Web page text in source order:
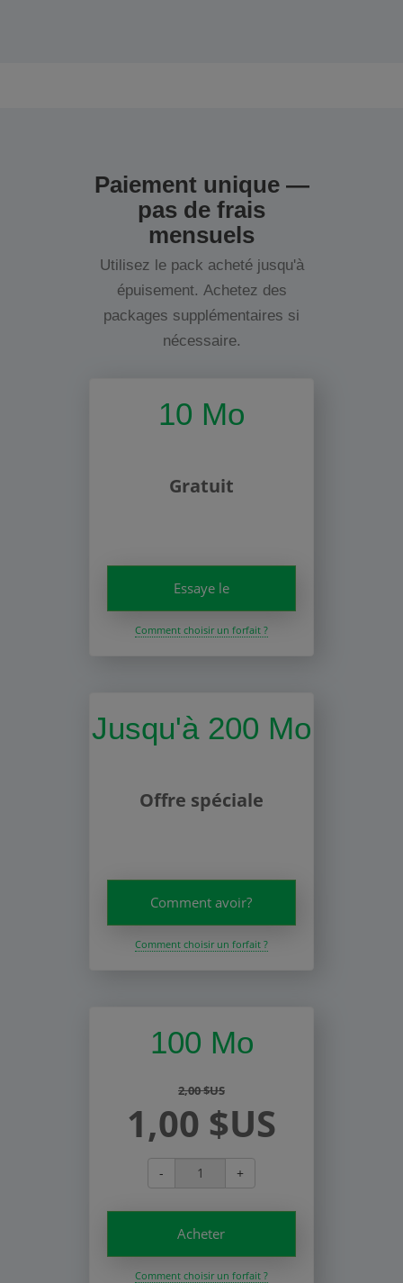
Paiement unique —
pas de frais
mensuels
Utilisez le pack acheté jusqu'à
épuisement. Achetez des
packages supplémentaires si
nécessaire.
10 Mo
Gratuit
Essaye le
Comment choisir un forfait ?
Jusqu'à 200 Mo
Offre spéciale
Comment avoir?
Comment choisir un forfait ?
100 Mo
2,00 $US
1,00 $US
- +
Acheter
Comment choisir un forfait ?